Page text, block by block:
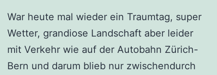
War heute mal wieder ein Traumtag, super
Wetter, grandiose Landschaft aber leider
mit Verkehr wie auf der Autobahn Zürich-
Bern und darum blieb nur zwischendurch